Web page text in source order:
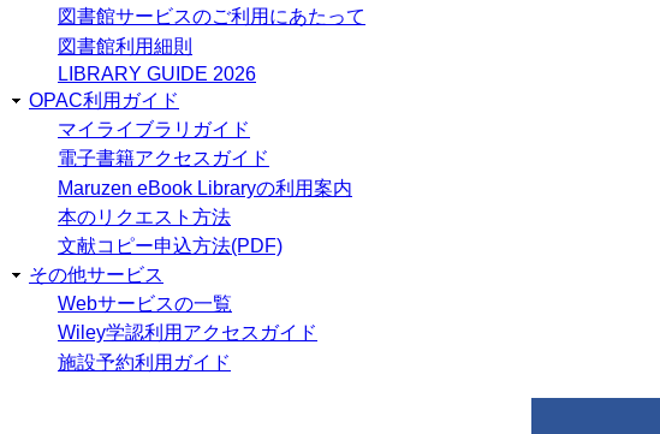
図書館サービスのご利用にあたって
図書館利用細則
LIBRARY GUIDE 2026
OPAC利用ガイド
マイライブラリガイド
電子書籍アクセスガイド
Maruzen eBook Libraryの利用案内
本のリクエスト方法
文献コピー申込方法(PDF)
その他サービス
Webサービスの一覧
Wiley学認利用アクセスガイド
施設予約利用ガイド